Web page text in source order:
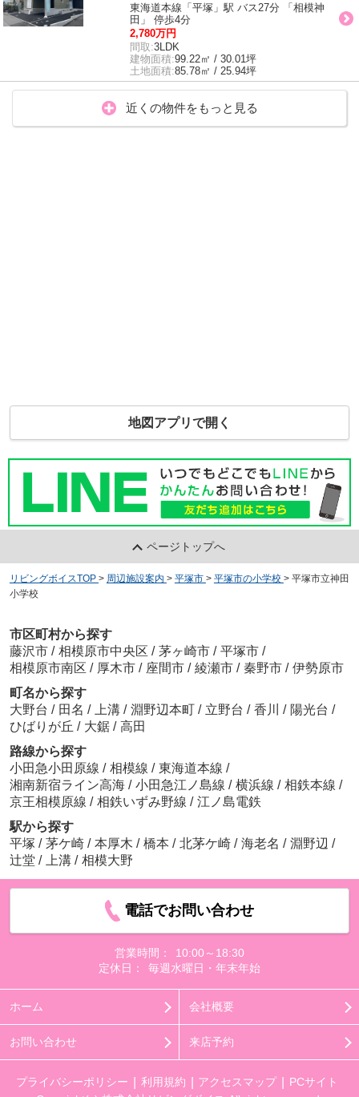
東海道本線「平塚」駅 バス27分 「相模神
田」 停歩4分
2,780万円
間取:3LDK
建物面積:99.22㎡ / 30.01坪
土地面積:85.78㎡ / 25.94坪
近くの物件をもっと見る
地図アプリで開く
ページトップへ
リビングボイスTOP > 周辺施設案内 > 平塚市 > 平塚市の小学校 > 平塚市立神田
小学校
市区町村から探す
藤沢市 / 相模原市中央区 / 茅ヶ崎市 / 平塚市 /
相模原市南区 / 厚木市 / 座間市 / 綾瀬市 / 秦野市 / 伊勢原市
町名から探す
大野台 / 田名 / 上溝 / 淵野辺本町 / 立野台 / 香川 / 陽光台 /
ひばりが丘 / 大鋸 / 高田
路線から探す
小田急小田原線 / 相模線 / 東海道本線 /
湘南新宿ライン高海 / 小田急江ノ島線 / 横浜線 / 相鉄本線 /
京王相模原線 / 相鉄いずみ野線 / 江ノ島電鉄
駅から探す
平塚 / 茅ケ崎 / 本厚木 / 橋本 / 北茅ケ崎 / 海老名 / 淵野辺 /
辻堂 / 上溝 / 相模大野
電話でお問い合わせ
営業時間：
10:00～18:30
定休日：
毎週水曜日・年末年始
ホーム 会社概要
お問い合わせ 来店予約
プライバシーポリシー 利用規約 アクセスマップ
PCサイト